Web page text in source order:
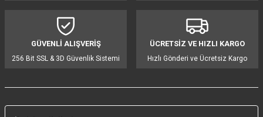
Ürün fiyatı diğer sitelerden daha pahalı.
Bu ürüne benzer farklı alternatifler olmalı.
GÜVENLİ ALIŞVERİŞ
256 Bit SSL & 3D Güvenlik Sistemi
ÜCRETSİZ VE HIZLI KARGO
Hızlı Gönderi ve Ücretsiz Kargo